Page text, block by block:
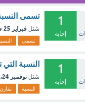
1
إجابة
تسمى
سُئل فبراير 25
تسمى
1
إجابة
النسبة
سُئل نوفمبر 24، 2023
النسبة تقارن